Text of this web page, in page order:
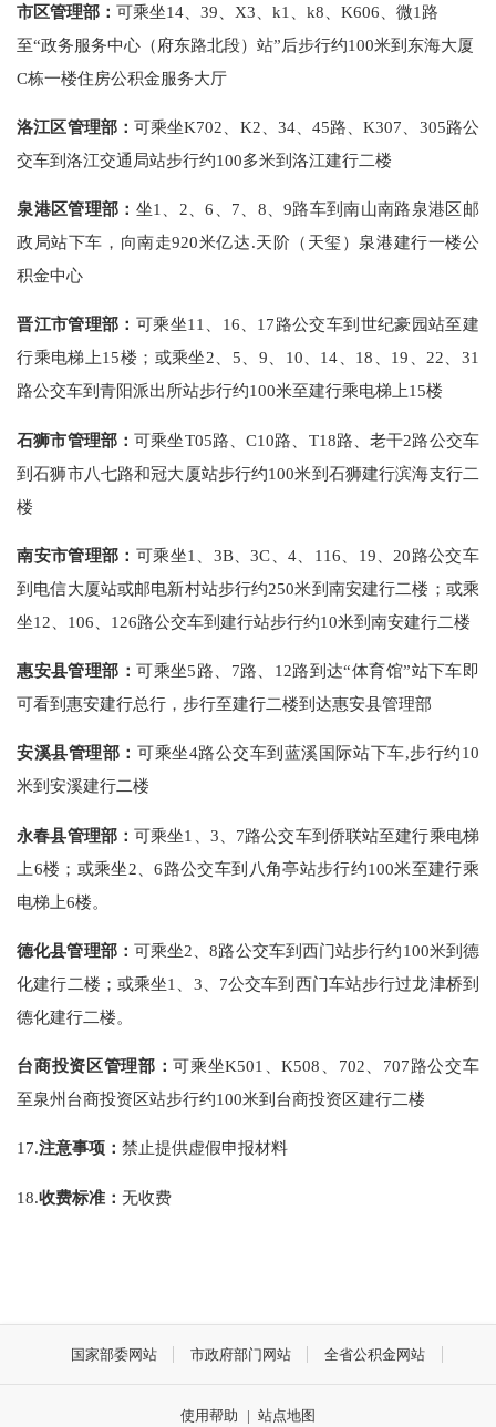
市区管理部：可乘坐14 、39 X3 、k1 、k8 、K606 、微1 路
至“政务服务中心（府东路北段）站”后步行约100米到东海大厦
C栋一楼住房公积金服务大厅
洛江区管理部： 可乘坐K702、K2、34、45路、K307、305路公
交车到洛江交通局站步行约100多米到洛江建行二楼
泉港区管理部： 坐1、2、6、7、8、9路车到南山南路泉港区邮
政局站下车，向南走920米亿达.天阶（天玺）泉港建行一楼公
积金中心
晋江市管理部： 可乘坐11、16、17路公交车到世纪豪园站至建
行乘电梯上15楼；或乘坐2、5、9、10、14、18、19、22、31
路公交车到青阳派出所站步行约100米至建行乘电梯上15楼
石狮市管理部：可乘坐T05路、C10路、T18路、老干2路公交车
到石狮市八七路和冠大厦站步行约100米到石狮建行滨海支行二
楼
南安市管理部： 可乘坐1、3B、3C、4、116、19、20路公交车
到电信大厦站或邮电新村站步行约250米到南安建行二楼；或乘
坐12、106、126路公交车到建行站步行约10米到南安建行二楼
惠安县管理部：可乘坐5路、7路、12路到达“体育馆”站下车即
可看到惠安建行总行，步行至建行二楼到达惠安县管理部
安溪县管理部： 可乘坐4路公交车到蓝溪国际站下车,步行约10
米到安溪建行二楼
永春县管理部：可乘坐1、3、7路公交车到侨联站至建行乘电梯
上6楼；或乘坐2、6路公交车到八角亭站步行约100米至建行乘
电梯上6楼。
德化县管理部： 可乘坐2、8路公交车到西门站步行约100米到德
化建行二楼；或乘坐1、3、7公交车到西门车站步行过龙津桥到
德化建行二楼。
台商投资区管理部：可乘坐K501、K508、702、707路公交车
至泉州台商投资区站步行约100米到台商投资区建行二楼
17.注意事项：禁止提供虚假申报材料
18.收费标准：无收费
国家部委网站 市政府部门网站 全省公积金网站
使用帮助 | 站点地图